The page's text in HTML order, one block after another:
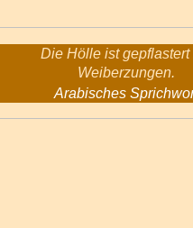
Die Hölle ist gepflastert
Weiberzungen.
Arabisches